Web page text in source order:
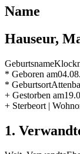
Name
Hauseur,
Geburtsname
* Geboren am
* Geburtsort
+ Gestorben am
+ Sterbeort |
1.